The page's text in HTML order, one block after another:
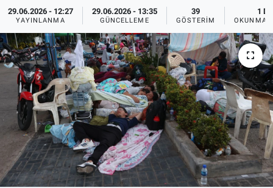
29.06.2026 - 12:27
YAYINLANMA
29.06.2026 - 13:35
GÜNCELLEME
39
GÖSTERIM
1 DK
OKUNMA
Ege Saati
Ege'den Esintiler
Eğitim
Eğlence
Ekonomi
Forum
Yayın Akışı
İletişim
Haber Arşivi